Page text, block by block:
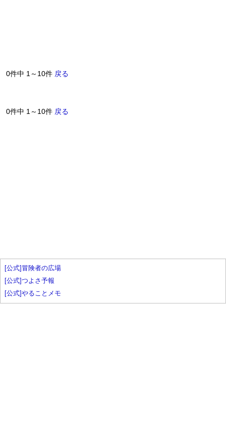
0件中 1～10件 戻る
0件中 1～10件 戻る
[公式]冒険者の広場
[公式]つよさ予報
[公式]やることメモ